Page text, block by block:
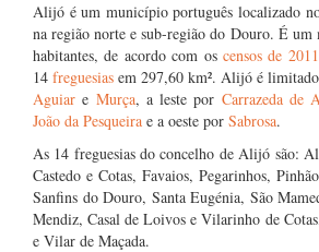
Alijó é um município português localizado
na região norte e sub-região do Douro. É
habitantes, de acordo com os censos de 2011
14 freguesias em 297,60 km². Alijó é
Aguiar e Murça, a leste por Carrazeda de
João da Pesqueira e a oeste por Sabrosa.
As 14 freguesias do concelho de Alijó são:
Castedo e Cotas, Favaios, Pegarinhos,
Sanfins do Douro, Santa Eugénia, São
Mendiz, Casal de Loivos e Vilarinho de
e Vilar de Maçada.